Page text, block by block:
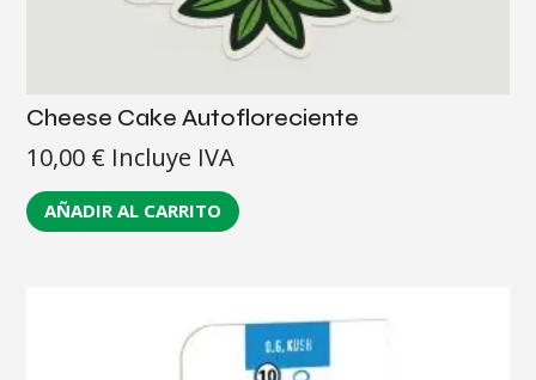
Cheese Cake Autofloreciente
10,00 € Incluye IVA
AÑADIR AL CARRITO